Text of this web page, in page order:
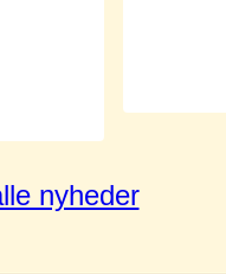
nyheder